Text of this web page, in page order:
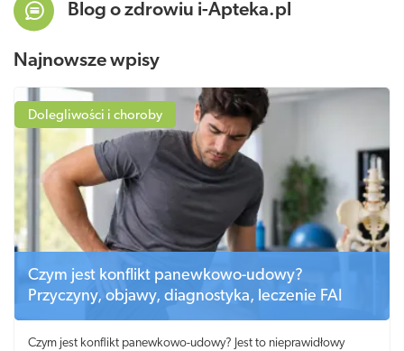
Blog o zdrowiu i-Apteka.pl
Najnowsze wpisy
Dolegliwości i choroby
Czym jest konflikt panewkowo-udowy?
Przyczyny, objawy, diagnostyka, leczenie FAI
Czym jest konflikt panewkowo-udowy? Jest to nieprawidłowy